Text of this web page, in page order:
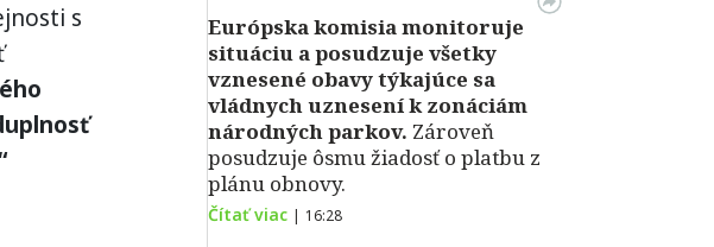
s
Európska komisia monitoruje
situáciu a posudzuje všetky
vznesené obavy týkajúce sa
vládnych uznesení k zonáciám
národných parkov. Zároveň
posudzuje ôsmu žiadosť o platbu z
plánu obnovy.
Čítať viac | 16:28